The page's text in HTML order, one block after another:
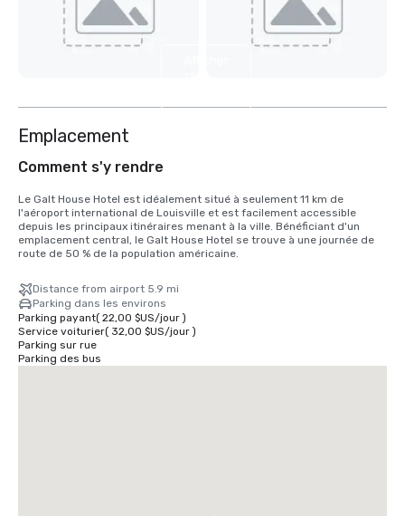
Emplacement
Comment s'y rendre
Le Galt House Hotel est idéalement situé à seulement 11 km de
l'aéroport international de Louisville et est facilement accessible
depuis les principaux itinéraires menant à la ville. Bénéficiant d'un
emplacement central, le Galt House Hotel se trouve à une journée de
route de 50 % de la population américaine.
Distance from airport 5.9 mi
Parking dans les environs
Parking payant( 22,00 $US/jour)
Service voiturier( 32,00 $US/jour)
Parking sur rue
Parking des bus